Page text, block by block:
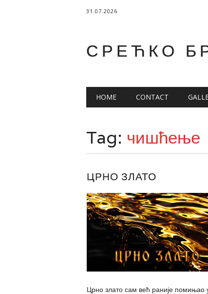
31.07.2026
СРЕЋКО
Main menu
HOME CONTACT
Tag: чишћење
ЦРНО ЗЛАТО
Црно злато сам већ раније помињао